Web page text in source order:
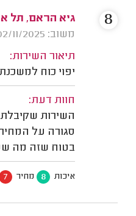
גיא הראם, תל
משוב: 02/11/2025
תיאור השירות:
יפוי כוח
חוות דעת:
השירות
סגורה על
בטוח שזה מה
איכות 8 מחיר 7
8